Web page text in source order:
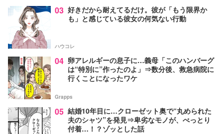
03 好きだから耐えてるだけ。彼が「もう限界か
も」と感じている彼女の何気ない行動
ハウコレ
04 卵アレルギーの息子に…義母「このハンバーグ
は“特別に”作ったのよ」⇒数分後、救急病院に
行くことになったワケ
Grapps
05 結婚10年目に…クローゼット奥で“丸められた
夫のシャツ”を発見⇒卑劣なモノが、べっとり
付着…！？ゾッとした話